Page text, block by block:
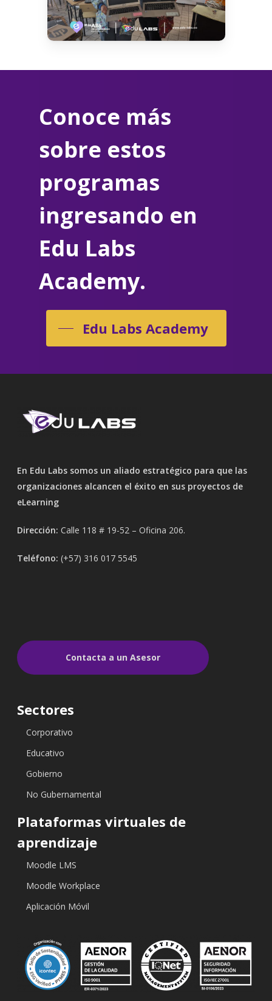
Conoce más
sobre estos
programas
ingresando en
Edu Labs
Academy.
Edu Labs Academy
En Edu Labs somos un aliado estratégico para que las
organizaciones alcancen el éxito en sus proyectos de
eLearning
Dirección: Calle 118 # 19-52 – Oficina 206.
Teléfono: (+57) 316 017 5545
Contacta a un Asesor
Sectores
Corporativo
Educativo
Gobierno
No Gubernamental
Plataformas virtuales de
aprendizaje
Moodle LMS
Moodle Workplace
Aplicación Móvil